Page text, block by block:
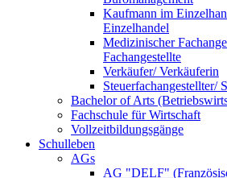
Kaufmann im
Einzelhandel
Medizinischer
Fachangestellte
Verkäufer/ Verkäuferin
Steuerfachangestellter/
Bachelor of Arts
Fachschule für Wirtschaft
Vollzeitbildungsgänge
Schulleben
AGs
AG "DELF"